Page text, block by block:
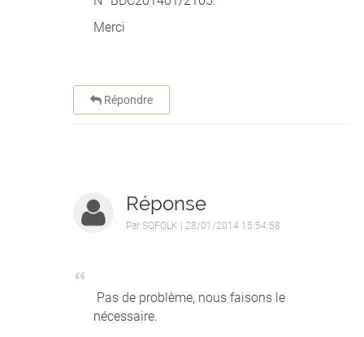
Merci
Répondre
Réponse
Par SOFOLK | 28/01/2014 15:54:58
Pas de problème, nous faisons le
nécessaire.